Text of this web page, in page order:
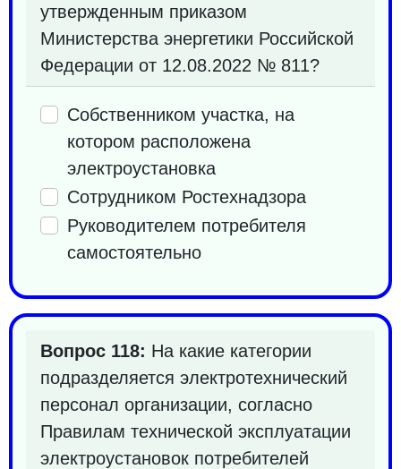
утвержденным приказом
Министерства энергетики Российской
Федерации от 12.08.2022 № 811?
Собственником участка, на
котором расположена
электроустановка
Сотрудником Ростехнадзора
Руководителем потребителя
самостоятельно
Вопрос 118: На какие категории
подразделяется электротехнический
персонал организации, согласно
Правилам технической эксплуатации
электроустановок потребителей